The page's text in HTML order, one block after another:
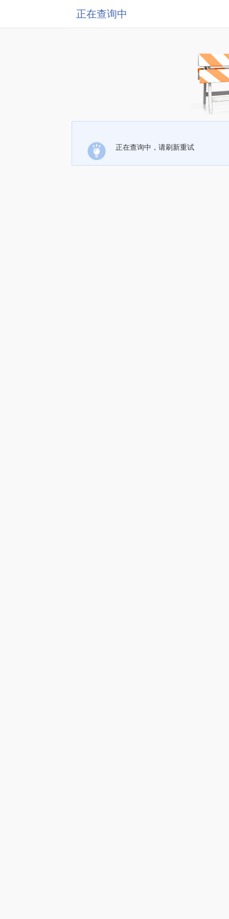
正在查询中
正在查询中，请刷新重试